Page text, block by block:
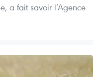
a fait savoir l’Agence